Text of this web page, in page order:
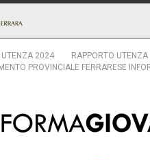
UTENZA 2024 RAPPORTO
PROVINCIALE FERRARESE